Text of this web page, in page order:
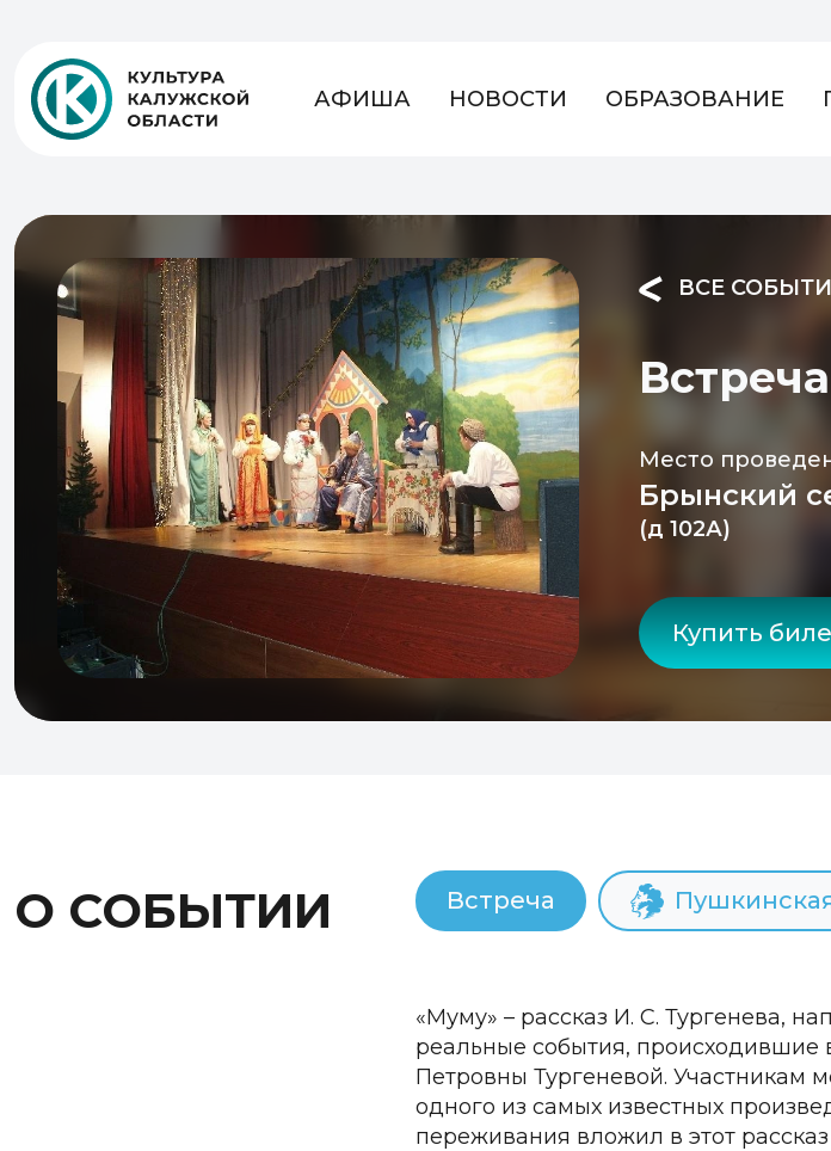
АФИША НОВОСТИ ОБРАЗОВАНИЕ
ВСЕ
Место
Брынский
(д 102А)
Купить
О СОБЫТИИ Встреча
«Муму» – рассказ И. С. Тургенева,
реальные события, происходившие
Петровны Тургеневой. Участникам
одного из самых известных
переживания вложил в этот